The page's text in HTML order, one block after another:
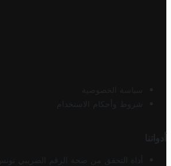
سياسة الخصوصية
شروط وأحكام الاستخدام
أدواتنا
أداة التحقق من صحة الرقم الضريبي تونس